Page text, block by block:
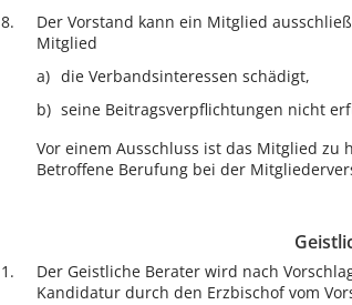
Der Vorstand kann ein Mitglied
Mitglied
die Verbandsinteressen schädigt,
seine Beitragsverpflichtungen nicht
Vor einem Ausschluss ist das Mitglied zu
Betroffene Berufung bei der
Der Geistliche Berater wird nach
Kandidatur durch den Erzbischof vom